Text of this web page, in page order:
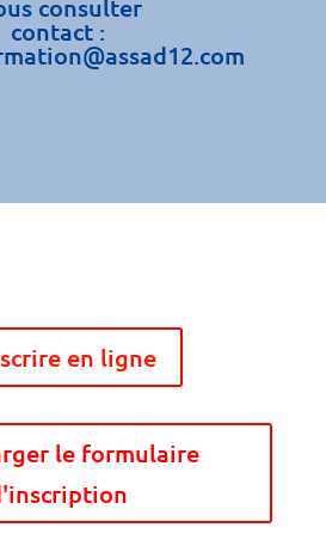
consulter
contact :
en ligne
le formulaire